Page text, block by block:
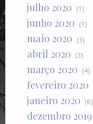
julho 2020 (1)
junho 2020 (1)
maio 2020 (3)
abril 2020 (3)
março 2020 (4)
fevereiro 2020
janeiro 2020 (6)
dezembro 2019